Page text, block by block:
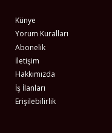
Künye
Yorum Kuralları
Abonelik
İletişim
Hakkımızda
İş İlanları
Erişilebilirlik